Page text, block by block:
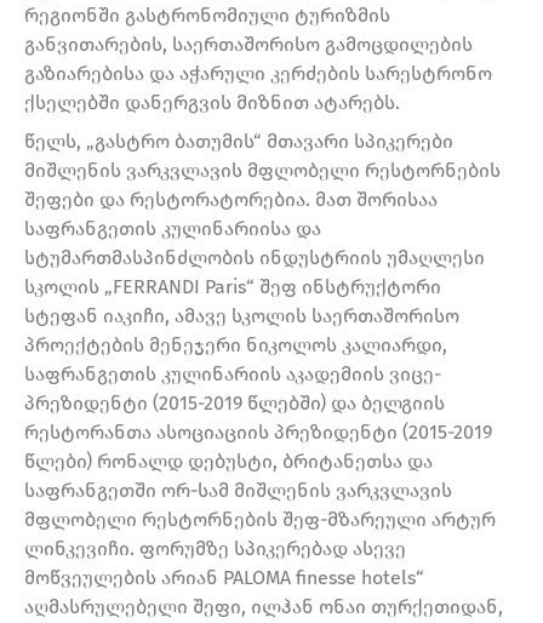
რეგიონში გასტრონომიული ტურიზმის
განვითარების, საერთაშორისო გამოცდილების
გაზიარებისა და აჭარული კერძების სარესტრონო
ქსელებში დანერგვის მიზნით ატარებს.
წელს, „გასტრო ბათუმის“ მთავარი სპიკერები
მიშლენის ვარკვლავის მფლობელი რესტორნების
შეფები და რესტორატორებია. მათ შორისაა
საფრანგეთის კულინარიისა და
სტუმართმასპინძლობის ინდუსტრიის უმაღლესი
სკოლის „FERRANDI Paris“ შეფ ინსტრუქტორი
სტეფან იაკიჩი, ამავე სკოლის საერთაშორისო
პროექტების მენეჯერი ნიკოლოს კალიარდი,
საფრანგეთის კულინარიის აკადემიის ვიცე-
პრეზიდენტი (2015-2019 წლებში) და ბელგიის
რესტორანთა ასოციაციის პრეზიდენტი (2015-2019
წლები) რონალდ დებუსტი, ბრიტანეთსა და
საფრანგეთში ორ-სამ მიშლენის ვარკვლავის
მფლობელი რესტორნების შეფ-მზარეული არტურ
ლინკევიჩი. ფორუმზე სპიკერებად ასევე
მოწვეულების არიან PALOMA finesse hotels“
აღმასრულებელი შეფი, ილჰან ონაი თურქეთიდან,